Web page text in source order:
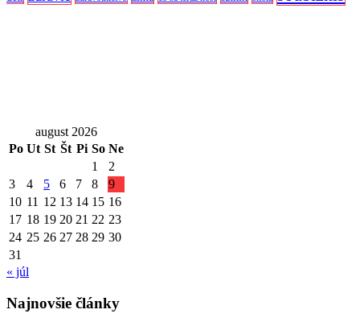
august 2026
Po Ut St Št Pi So Ne
1
2
3
4 5 6 7 8
9
10 11 12 13 14 15 16
17 18 19 20 21 22 23
24 25 26 27 28 29 30
31
« júl
Najnovšie články